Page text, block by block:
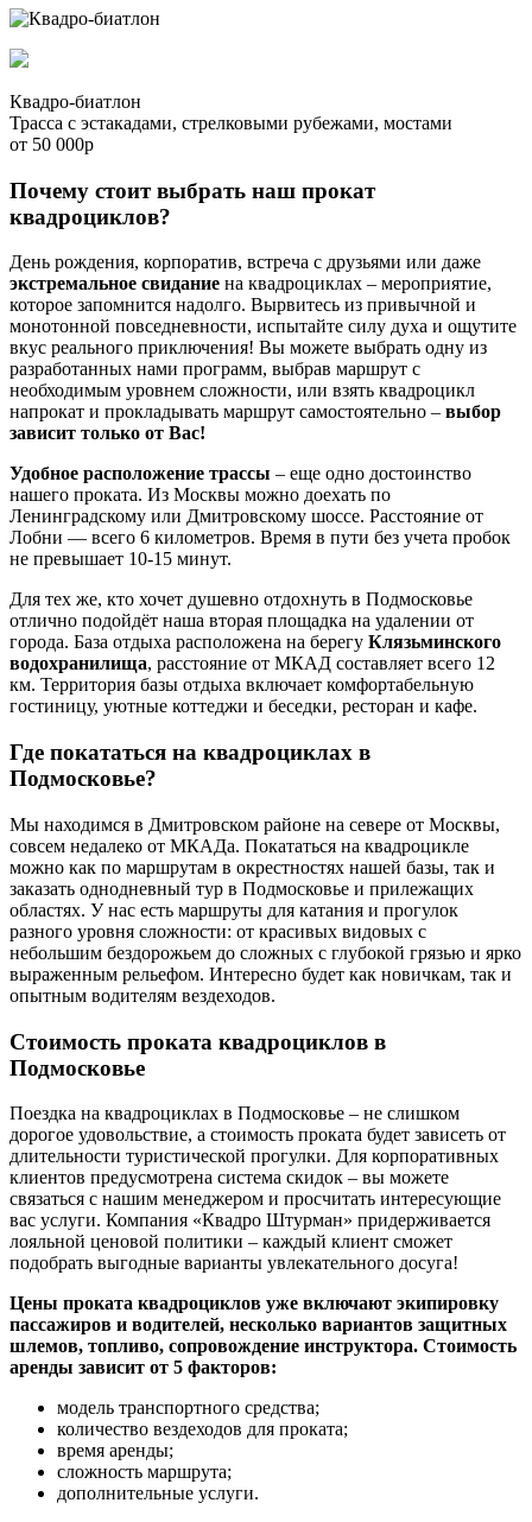
Квадро-биатлон
Трасса с эстакадами, стрелковыми рубежами, мостами
от 50 000р
Почему стоит выбрать наш прокат
квадроциклов?
День рождения, корпоратив, встреча с друзьями или даже
экстремальное свидание на квадроциклах – мероприятие,
которое запомнится надолго. Вырвитесь из привычной и
монотонной повседневности, испытайте силу духа и ощутите
вкус реального приключения! Вы можете выбрать одну из
разработанных нами программ, выбрав маршрут с
необходимым уровнем сложности, или взять квадроцикл
напрокат и прокладывать маршрут самостоятельно – выбор
зависит только от Вас!
Удобное расположение трассы – еще одно достоинство
нашего проката. Из Москвы можно доехать по
Ленинградскому или Дмитровскому шоссе. Расстояние от
Лобни — всего 6 километров. Время в пути без учета пробок
не превышает 10-15 минут.
Для тех же, кто хочет душевно отдохнуть в Подмосковье
отлично подойдёт наша вторая площадка на удалении от
города. База отдыха расположена на берегу Клязьминского
водохранилища, расстояние от МКАД составляет всего 12
км. Территория базы отдыха включает комфортабельную
гостиницу, уютные коттеджи и беседки, ресторан и кафе.
Где покататься на квадроциклах в
Подмосковье?
Мы находимся в Дмитровском районе на севере от Москвы,
совсем недалеко от МКАДа. Покататься на квадроцикле
можно как по маршрутам в окрестностях нашей базы, так и
заказать однодневный тур в Подмосковье и прилежащих
областях. У нас есть маршруты для катания и прогулок
разного уровня сложности: от красивых видовых с
небольшим бездорожьем до сложных с глубокой грязью и ярко
выраженным рельефом. Интересно будет как новичкам, так и
опытным водителям вездеходов.
Стоимость проката квадроциклов в
Подмосковье
Поездка на квадроциклах в Подмосковье – не слишком
дорогое удовольствие, а стоимость проката будет зависеть от
длительности туристической прогулки. Для корпоративных
клиентов предусмотрена система скидок – вы можете
связаться с нашим менеджером и просчитать интересующие
вас услуги. Компания «Квадро Штурман» придерживается
лояльной ценовой политики – каждый клиент сможет
подобрать выгодные варианты увлекательного досуга!
Цены проката квадроциклов уже включают экипировку
пассажиров и водителей, несколько вариантов защитных
шлемов, топливо, сопровождение инструктора. Стоимость
аренды зависит от 5 факторов:
модель транспортного средства;
количество вездеходов для проката;
время аренды;
сложность маршрута;
дополнительные услуги.